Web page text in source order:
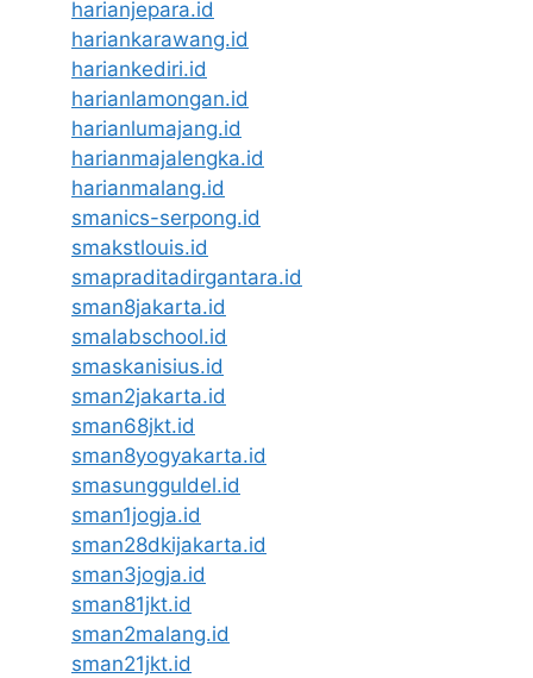
harianjepara.id
hariankarawang.id
hariankediri.id
harianlamongan.id
harianlumajang.id
harianmajalengka.id
harianmalang.id
smanics-serpong.id
smakstlouis.id
smapraditadirgantara.id
sman8jakarta.id
smalabschool.id
smaskanisius.id
sman2jakarta.id
sman68jkt.id
sman8yogyakarta.id
smasungguldel.id
sman1jogja.id
sman28dkijakarta.id
sman3jogja.id
sman81jkt.id
sman2malang.id
sman21jkt.id